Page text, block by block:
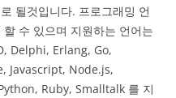
될것입니다. 프로그래밍 언
수 있으며 지원하는 언어는
Delphi, Erlang, Go,
Javascript, Node.js,
Ruby, Smalltalk 를 지